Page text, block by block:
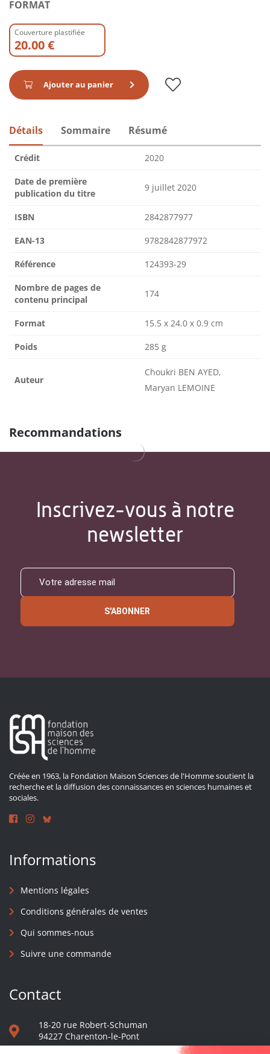
FORMAT
Couverture plastifiée
20.00 €
Ajouter au panier
Détails Sommaire Résumé
Crédit 2020
Date de première
publication du titre
9 juillet 2020
ISBN 2842877977
EAN-13 9782842877972
Référence 124393-29
Nombre de pages de
contenu principal
174
Format 15.5 x 24.0 x 0.9 cm
Poids 285 g
Auteur
Choukri BEN AYED,
Maryan LEMOINE
Recommandations
Inscrivez-vous à notre
newsletter
S'ABONNER
Créée en 1963, la Fondation Maison Sciences de l'Homme soutient la
recherche et la diffusion des connaissances en sciences humaines et
sociales.
Informations
Mentions légales
Conditions générales de ventes
Qui sommes-nous
Suivre une commande
Contact
18-20 rue Robert-Schuman
94227 Charenton-le-Pont